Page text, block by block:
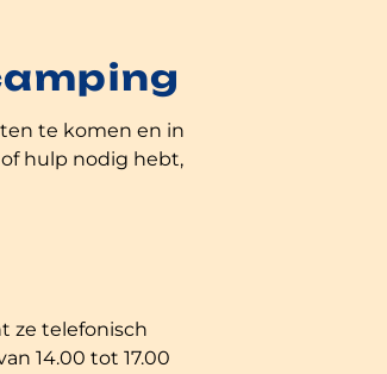
te komen en in
hulp nodig hebt,
ze telefonisch
14.00 tot 17.00